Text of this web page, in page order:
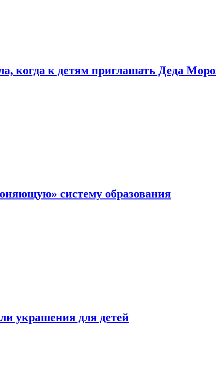
когда к детям приглашать Деда
систему образования
украшения для детей